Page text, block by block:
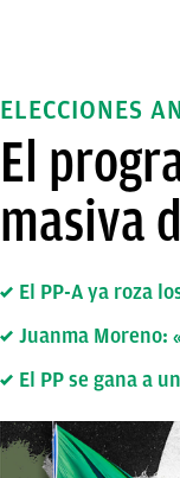
ELECCIONES
El
masiva
El PP-A ya roza
Juanma Moreno:
El PP se gana a